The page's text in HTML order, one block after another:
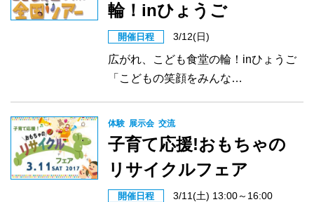
輪！inひょうご
開催日程 3/12(日)
広がれ、こども食堂の輪！inひょうご
「こどもの笑顔をみんな…
体験 展示会 交流
子育て応援!おもちゃの
リサイクルフェア
開催日程 3/11(土) 13:00～16:00